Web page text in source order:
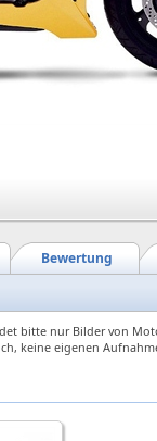
Bewertung
bitte nur Bilder von
keine eigenen